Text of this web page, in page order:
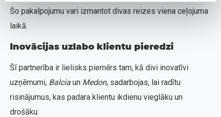
Šo pakalpojumu vari izmantot divas reizes viena ceļojuma
laikā.
Inovācijas uzlabo klientu pieredzi
Šī partnerība ir lielisks piemērs tam, kā divi inovatīvi
uzņēmumi, Balcia un Medon, sadarbojas, lai radītu
risinājumus, kas padara klientu ikdienu vieglāku un
drošāku.